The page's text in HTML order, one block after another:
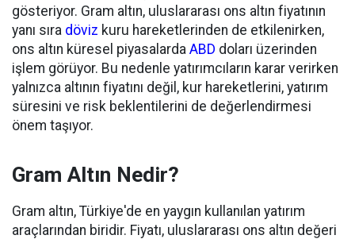
gösteriyor. Gram altın, uluslararası ons altın fiyatının
yanı sıra döviz kuru hareketlerinden de etkilenirken,
ons altın küresel piyasalarda ABD doları üzerinden
işlem görüyor. Bu nedenle yatırımcıların karar verirken
yalnızca altının fiyatını değil, kur hareketlerini, yatırım
süresini ve risk beklentilerini de değerlendirmesi
önem taşıyor.
Gram Altın Nedir?
Gram altın, Türkiye'de en yaygın kullanılan yatırım
araçlarından biridir. Fiyatı, uluslararası ons altın değeri